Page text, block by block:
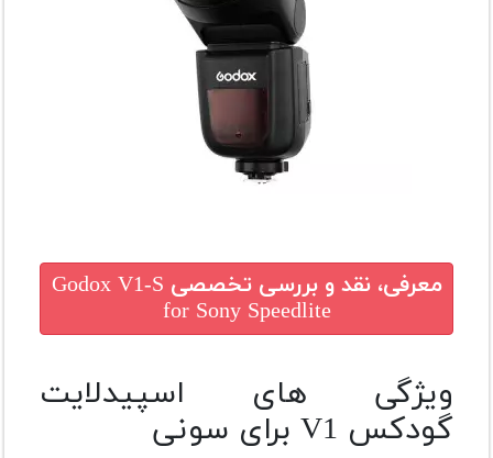
معرفی، نقد و بررسی تخصصی Godox V1-S
for Sony Speedlite
ویژگی های اسپیدلایت
گودکس V1 برای سونی